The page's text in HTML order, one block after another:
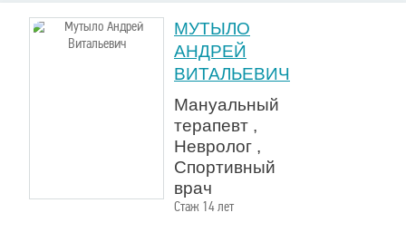
МУТЫЛО
АНДРЕЙ
ВИТАЛЬЕВИЧ
Мануальный
терапевт ,
Невролог ,
Спортивный
врач
Стаж 14 лет